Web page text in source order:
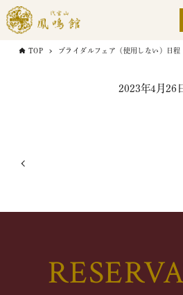
TOP ブライダルフェア（使用しない）日程
2023年4月26